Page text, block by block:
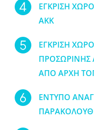
ΕΓΚΡΙΣΗ
ΑΚΚ
ΕΓΚΡΙΣΗ
ΑΠΟ ΑΡΧΗ
ΕΝΤΥΠΟ